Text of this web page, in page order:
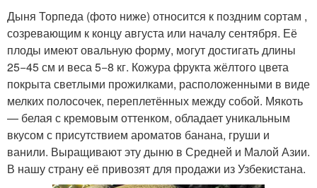
Дыня Торпеда (фото ниже) относится к поздним сортам ,
созревающим к концу августа или началу сентября. Её
плоды имеют овальную форму, могут достигать длины
25−45 см и веса 5−8 кг. Кожура фрукта жёлтого цвета
покрыта светлыми прожилками, расположенными в виде
мелких полосочек, переплетённых между собой. Мякоть
— белая с кремовым оттенком, обладает уникальным
вкусом с присутствием ароматов банана, груши и
ванили. Выращивают эту дыню в Средней и Малой Азии.
В нашу страну её привозят для продажи из Узбекистана.